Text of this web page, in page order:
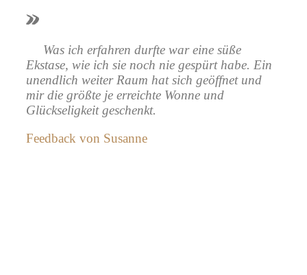
Was ich erfahren durfte war eine süße
Ekstase, wie ich sie noch nie gespürt habe. Ein
unendlich weiter Raum hat sich geöffnet und
mir die größte je erreichte Wonne und
Glückseligkeit geschenkt.
Feedback von Susanne